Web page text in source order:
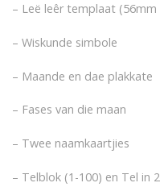
– Leë leêr templaat
– Wiskunde simbole
– Maande en dae plakkate
– Fases van die maan
– Twee naamkaartjies
– Telblok (1-100) en Tel in